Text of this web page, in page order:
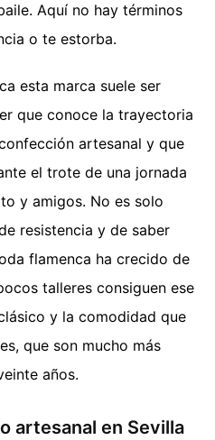
Aquí no hay términos
o te estorba.
esta marca suele ser
que conoce la trayectoria
artesanal y que
el trote de una jornada
y amigos. No es solo
resistencia y de saber
flamenca ha crecido de
talleres consiguen ese
y la comodidad que
que son mucho más
años.
artesanal en Sevilla